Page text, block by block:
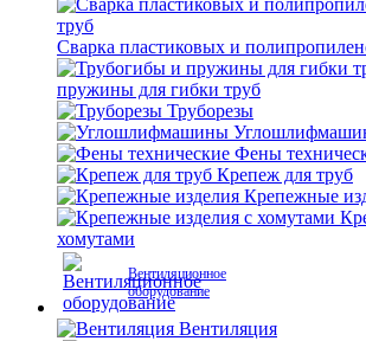
Сварка пластиковых и
пружины для гибки труб
Труборезы
Фены
Крепеж для труб
Крепежные
хомутами
Вентиляционное
оборудование
Вентиляция